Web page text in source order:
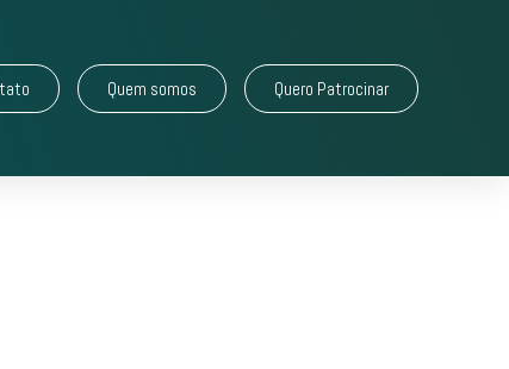
Quem somos Quero Patrocinar